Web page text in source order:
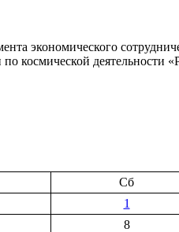
экономического
по космической
Сб
1
8